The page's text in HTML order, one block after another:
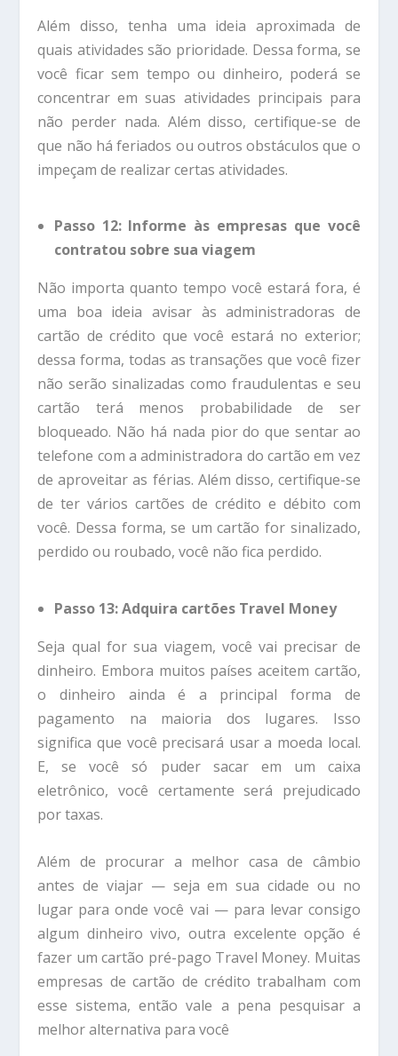
Além disso, tenha uma ideia aproximada de
quais atividades são prioridade. Dessa forma, se
você ficar sem tempo ou dinheiro, poderá se
concentrar em suas atividades principais para
não perder nada. Além disso, certifique-se de
que não há feriados ou outros obstáculos que o
impeçam de realizar certas atividades.
Passo 12: Informe às empresas que você
contratou sobre sua viagem
Não importa quanto tempo você estará fora, é
uma boa ideia avisar às administradoras de
cartão de crédito que você estará no exterior;
dessa forma, todas as transações que você fizer
não serão sinalizadas como fraudulentas e seu
cartão terá menos probabilidade de ser
bloqueado. Não há nada pior do que sentar ao
telefone com a administradora do cartão em vez
de aproveitar as férias. Além disso, certifique-se
de ter vários cartões de crédito e débito com
você. Dessa forma, se um cartão for sinalizado,
perdido ou roubado, você não fica perdido.
Passo 13: Adquira cartões Travel Money
Seja qual for sua viagem, você vai precisar de
dinheiro. Embora muitos países aceitem cartão,
o dinheiro ainda é a principal forma de
pagamento na maioria dos lugares. Isso
significa que você precisará usar a moeda local.
E, se você só puder sacar em um caixa
eletrônico, você certamente será prejudicado
por taxas.
Além de procurar a melhor casa de câmbio
antes de viajar — seja em sua cidade ou no
lugar para onde você vai — para levar consigo
algum dinheiro vivo, outra excelente opção é
fazer um cartão pré-pago Travel Money. Muitas
empresas de cartão de crédito trabalham com
esse sistema, então vale a pena pesquisar a
melhor alternativa para você